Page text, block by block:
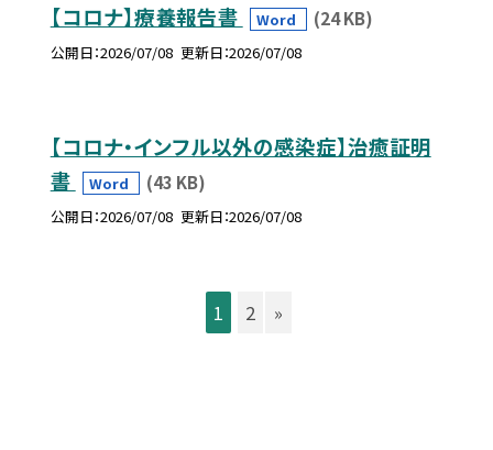
【コロナ】療養報告書 Word (24 KB)
公開日 2026/07/08 更新日 2026/07/08
【コロナ・インフル以外の感染症】治癒証明
書
Word (43 KB)
公開日 2026/07/08 更新日 2026/07/08
1 2 »